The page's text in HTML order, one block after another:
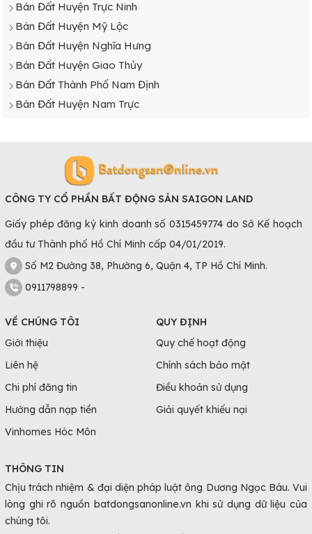
Bán Đất Huyện Trực Ninh
Bán Đất Huyện Mỹ Lộc
Bán Đất Huyện Nghĩa Hưng
Bán Đất Huyện Giao Thủy
Bán Đất Thành Phố Nam Định
Bán Đất Huyện Nam Trực
CÔNG TY CỔ PHẦN BẤT ĐỘNG SẢN SAIGON LAND
Giấy phép đăng ký kinh doanh số 0315459774 do Sở Kế hoạch
đầu tư Thành phố Hồ Chí Minh cấp 04/01/2019.
Số M2 Đường 38, Phường 6, Quận 4, TP Hồ Chí Minh.
0911798899 -
VỀ CHÚNG TÔI
Giới thiệu
Liên hệ
Chi phí đăng tin
Hướng dẫn nạp tiền
Vinhomes Hóc Môn
QUY ĐỊNH
Quy chế hoạt động
Chính sách bảo mật
Điều khoản sử dụng
Giải quyết khiếu nại
THÔNG TIN
Chịu trách nhiệm & đại diện pháp luật ông Dương Ngọc Báu. Vui
lòng ghi rõ nguồn batdongsanonline.vn khi sử dụng dữ liệu của
chúng tôi.